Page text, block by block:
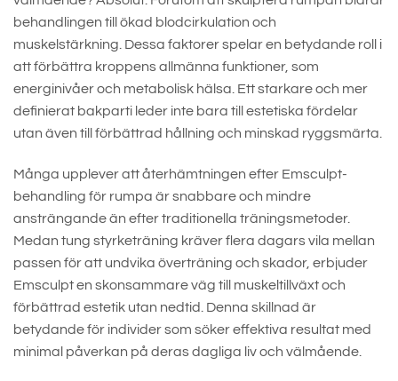
behandlingen till ökad blodcirkulation och
muskelstärkning. Dessa faktorer spelar en betydande roll i
att förbättra kroppens allmänna funktioner, som
energinivåer och metabolisk hälsa. Ett starkare och mer
definierat bakparti leder inte bara till estetiska fördelar
utan även till förbättrad hållning och minskad ryggsmärta.
Många upplever att återhämtningen efter Emsculpt-
behandling för rumpa är snabbare och mindre
ansträngande än efter traditionella träningsmetoder.
Medan tung styrketräning kräver flera dagars vila mellan
passen för att undvika överträning och skador, erbjuder
Emsculpt en skonsammare väg till muskeltillväxt och
förbättrad estetik utan nedtid. Denna skillnad är
betydande för individer som söker effektiva resultat med
minimal påverkan på deras dagliga liv och välmående.